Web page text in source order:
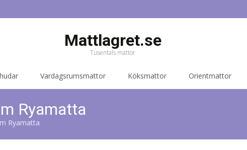
Mattlagret.se
Tusentals mattor
Vardagsrumsmattor Köksmattor Orientmattor
Ryamatta
Ryamatta